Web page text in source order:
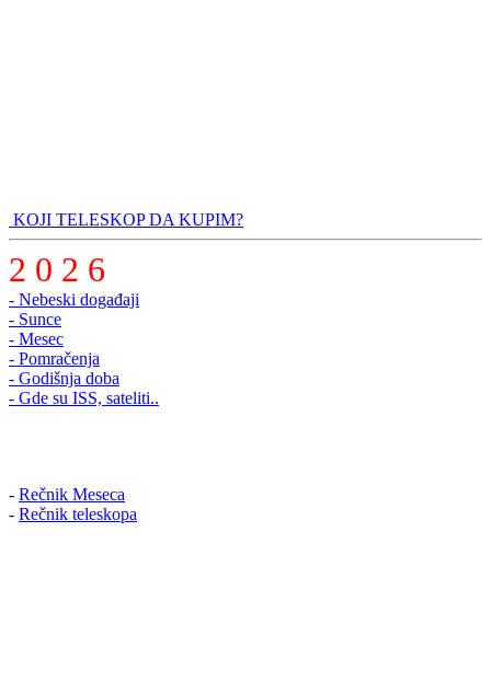
KOJI TELESKOP DA KUPIM?
2 0 2 6
- Nebeski događaji
- Sunce
- Mesec
- Pomračenja
- Godišnja doba
- Gde su ISS, sateliti..
- Rečnik Meseca
- Rečnik teleskopa